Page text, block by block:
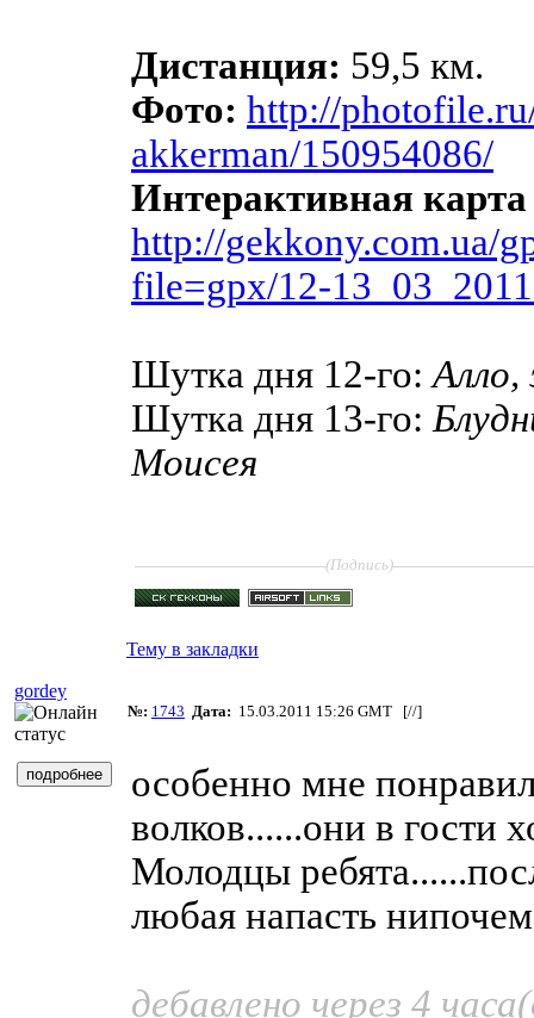
Дистанция: 59,5 км.
Фото: http://
akkerman/150954086/
Интерактивная
http://gekkony.com.ua/
file=gpx/12-
Шутка дня 12-го:
Шутка дня 13-го:
Моисея
(Подпись)
Тему в закладки
gordey
№: 1743 Дата: 15.03.2011 15:26 GMT [//]
особенно мне
волков......они в гости
Молодцы
любая напасть
дебавлено через 4